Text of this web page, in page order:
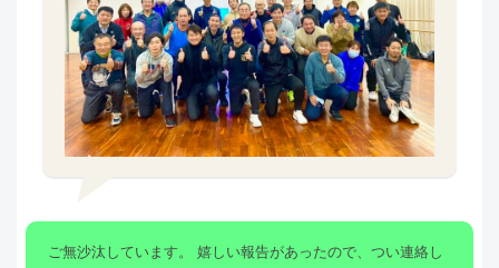
ご無沙汰しています。 嬉しい報告があったので、つい連絡し